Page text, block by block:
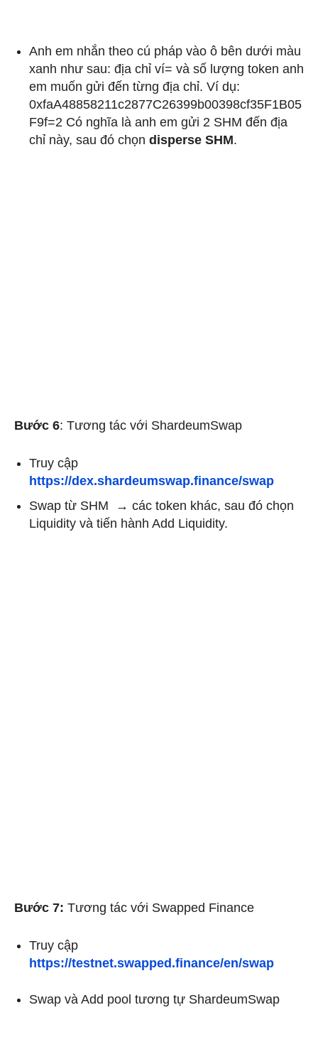
Anh em nhắn theo cú pháp vào ô bên dưới màu
xanh như sau: địa chỉ ví= và số lượng token anh
em muốn gửi đến từng địa chỉ. Ví dụ:
0xfaA48858211c2877C26399b00398cf35F1B05
F9f=2 Có nghĩa là anh em gửi 2 SHM đến địa
chỉ này, sau đó chọn disperse SHM.
Bước 6: Tương tác với ShardeumSwap
Truy cập
https://dex.shardeumswap.finance/swap
Swap từ SHM → các token khác, sau đó chọn
Liquidity và tiến hành Add Liquidity.
Bước 7: Tương tác với Swapped Finance
Truy cập
https://testnet.swapped.finance/en/swap
Swap và Add pool tương tự ShardeumSwap